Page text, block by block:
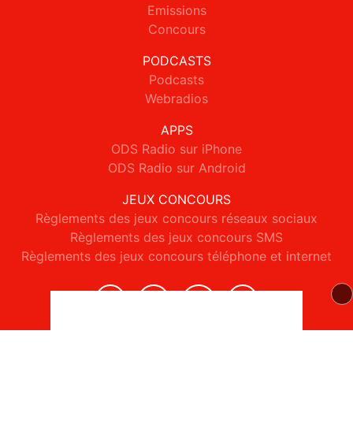
Emissions
Concours
PODCASTS
Podcasts
Webradios
APPS
ODS Radio sur iPhone
ODS Radio sur Android
JEUX CONCOURS
Règlements des jeux concours réseaux sociaux
Règlements des jeux concours SMS
Règlements des jeux concours téléphone et internet